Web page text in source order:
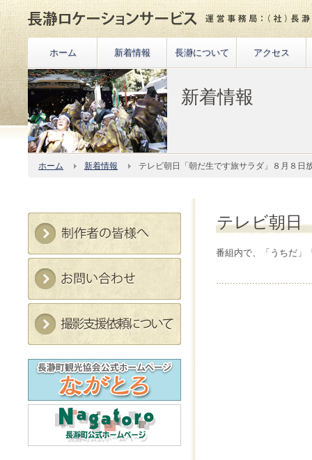
ホーム 新着情報 長瀞について アクセス
新着情報
ホーム 新着情報 テレビ朝日「朝だ生です旅サラダ」８月８日
テレビ朝日
番組内で、「うちだ」